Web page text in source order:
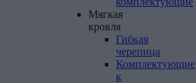
Мягкая
кровля
Гибкая
черепица
Комплектующие
к